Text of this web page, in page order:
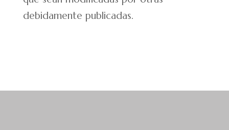
debidamente publicadas.